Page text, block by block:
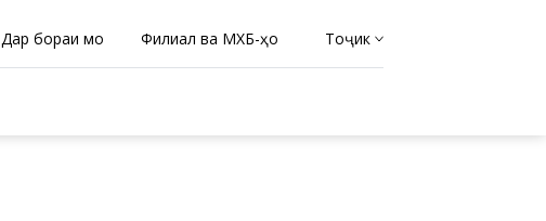
Дар бораи мо Филиал ва МХБ-ҳо Тоҷикӣ